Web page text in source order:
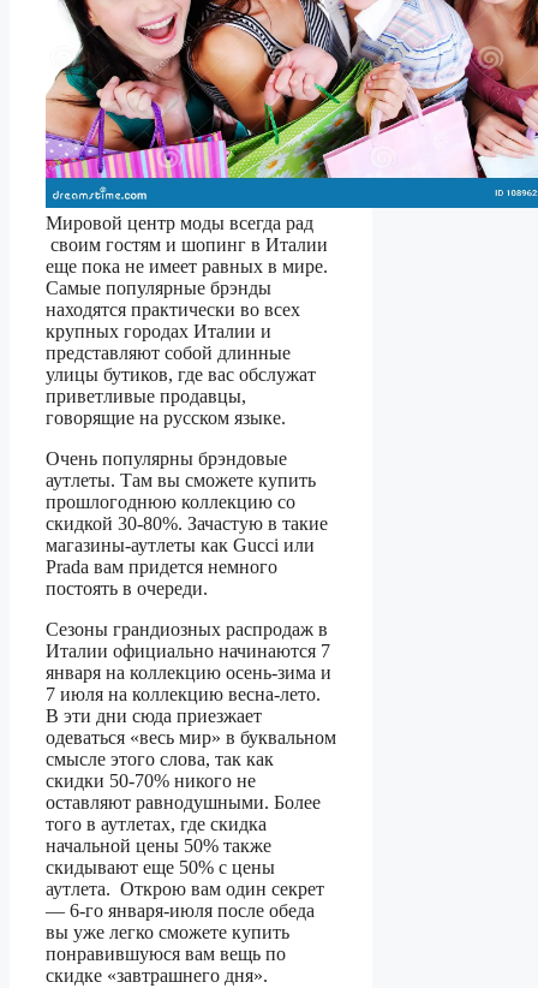
Мировой центр моды всегда рад
своим гостям и шопинг в Италии
еще пока не имеет равных в мире.
Самые популярные брэнды
находятся практически во всех
крупных городах Италии и
представляют собой длинные
улицы бутиков, где вас обслужат
приветливые продавцы,
говорящие на русском языке.
Очень популярны брэндовые
аутлеты. Там вы сможете купить
прошлогоднюю коллекцию со
скидкой 30-80%. Зачастую в такие
магазины-аутлеты как Gucci или
Prada вам придется немного
постоять в очереди.
Сезоны грандиозных распродаж в
Италии официально начинаются 7
января на коллекцию осень-зима и
7 июля на коллекцию весна-лето.
В эти дни сюда приезжает
одеваться «весь мир» в буквальном
смысле этого слова, так как
скидки 50-70% никого не
оставляют равнодушными. Более
того в аутлетах, где скидка
начальной цены 50% также
скидывают еще 50% с цены
аутлета. Открою вам один секрет
— 6-го января-июля после обеда
вы уже легко сможете купить
понравившуюся вам вещь по
скидке «завтрашнего дня».